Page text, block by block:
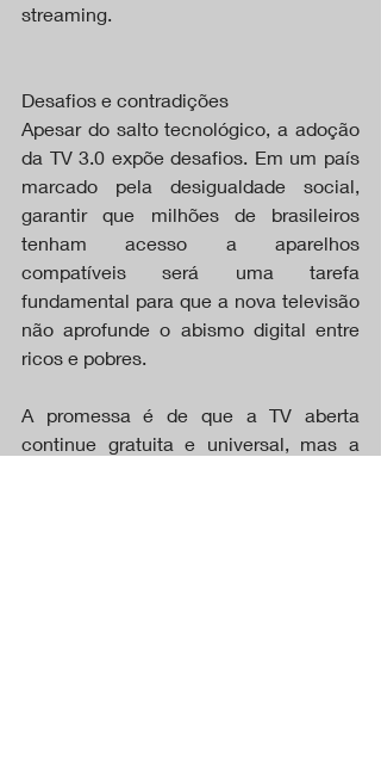
streaming.
Desafios e contradições
Apesar do salto tecnológico, a adoção
da TV 3.0 expõe desafios. Em um país
marcado pela desigualdade social,
garantir que milhões de brasileiros
tenham acesso a aparelhos
compatíveis será uma tarefa
fundamental para que a nova televisão
não aprofunde o abismo digital entre
ricos e pobres.
A promessa é de que a TV aberta
continue gratuita e universal, mas a